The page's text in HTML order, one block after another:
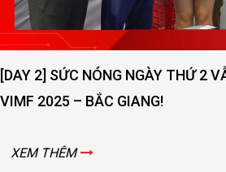
[DAY 2] SỨC NÓNG NGÀY THỨ 2
VIMF 2025 – BẮC GIANG!
XEM THÊM